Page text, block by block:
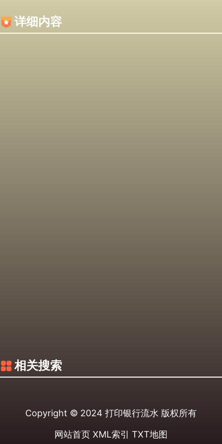
详细内容
相关搜索
Copyright © 2024 打印银行流水 版权所有
网站首页 XML索引 TXT地图